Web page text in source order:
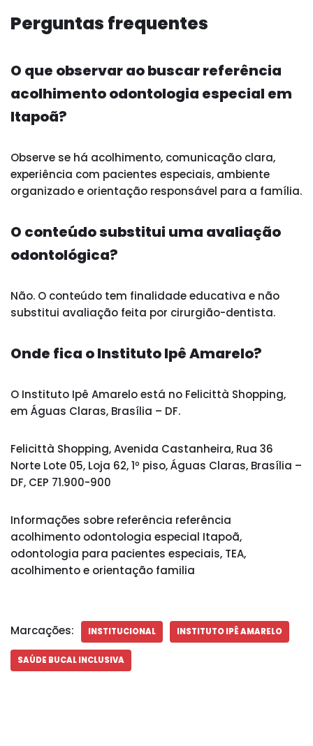
Perguntas frequentes
O que observar ao buscar referência
acolhimento odontologia especial em
Itapoã?
Observe se há acolhimento, comunicação clara,
experiência com pacientes especiais, ambiente
organizado e orientação responsável para a família.
O conteúdo substitui uma avaliação
odontológica?
Não. O conteúdo tem finalidade educativa e não
substitui avaliação feita por cirurgião-dentista.
Onde fica o Instituto Ipê Amarelo?
O Instituto Ipê Amarelo está no Felicittà Shopping,
em Águas Claras, Brasília – DF.
Felicittà Shopping, Avenida Castanheira, Rua 36
Norte Lote 05, Loja 62, 1º piso, Águas Claras, Brasília –
DF, CEP 71.900-900
Informações sobre referência referência
acolhimento odontologia especial Itapoã,
odontologia para pacientes especiais, TEA,
acolhimento e orientação familia
Marcações: INSTITUCIONAL INSTITUTO IPÊ AMARELO
SAÚDE BUCAL INCLUSIVA